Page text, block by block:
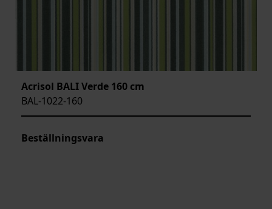
Acrisol BALI Verde 160 cm
BAL-1022-160
Beställningsvara